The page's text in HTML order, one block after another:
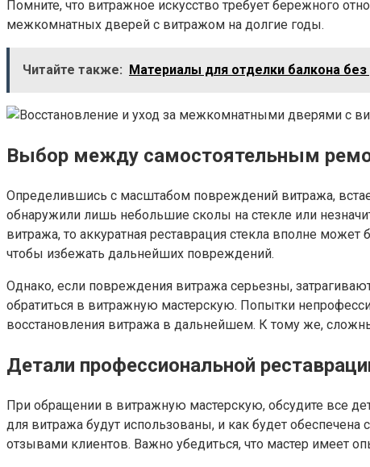
Помните, что витражное искусство требует бережного
межкомнатных дверей с витражом на долгие годы.
Читайте также: Материалы для отделки балкона без
Выбор между самостоятельным
Определившись с масштабом повреждений витража,
обнаружили лишь небольшие сколы на стекле или
витража, то аккуратная реставрация стекла вполне
чтобы избежать дальнейших повреждений.
Однако, если повреждения витража серьезны,
обратиться в витражную мастерскую. Попытки
восстановления витража в дальнейшем. К тому же,
Детали профессиональной
При обращении в витражную мастерскую, обсудите все
для витража будут использованы, и как будет обеспечена
отзывами клиентов. Важно убедиться, что мастер имеет